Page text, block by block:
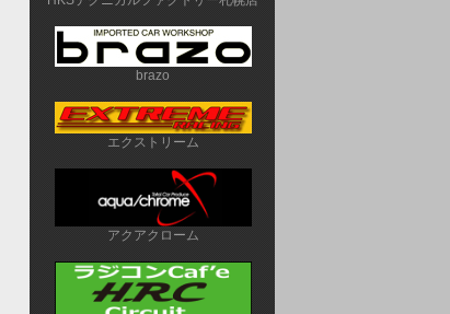
brazo
エクストリーム
アクアクローム